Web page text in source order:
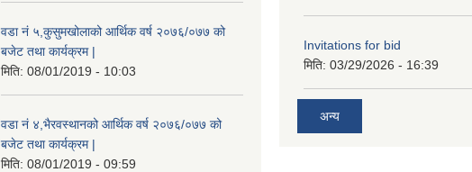
वडा नं ५,कुसुमखोलाको आर्थिक वर्ष २०७६/०७७ को
बजेट तथा कार्यक्रम |
मिति: 08/01/2019 - 10:03
वडा नं ४,भैरवस्थानको आर्थिक वर्ष २०७६/०७७ को
बजेट तथा कार्यक्रम |
मिति: 08/01/2019 - 09:59
Invitations for bid
मिति: 03/29/2026 - 16:39
अन्य